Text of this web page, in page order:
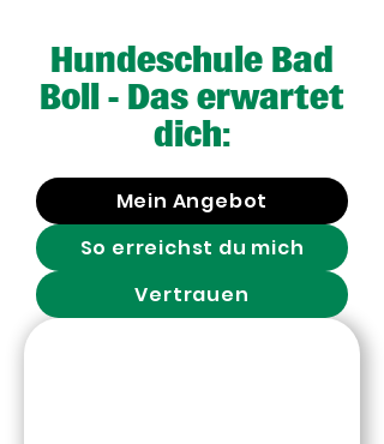
Hundeschule Bad
Boll - Das erwartet
dich:
Mein Angebot
So erreichst du mich
Vertrauen